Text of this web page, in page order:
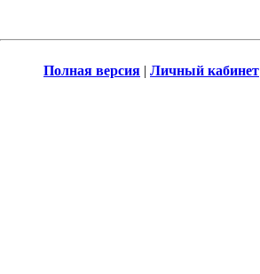
Полная версия | Личный кабинет